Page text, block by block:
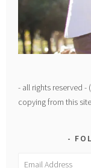
- all rights reserved -
copying from this
Email